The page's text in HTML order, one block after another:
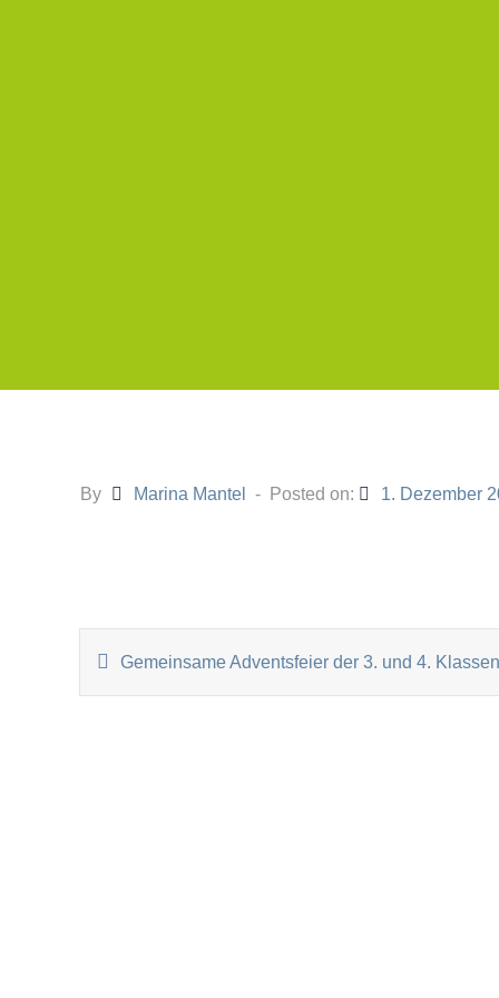
By Marina Mantel Posted on: 1. Dezember
Gemeinsame Adventsfeier der 3. und 4. Klassen